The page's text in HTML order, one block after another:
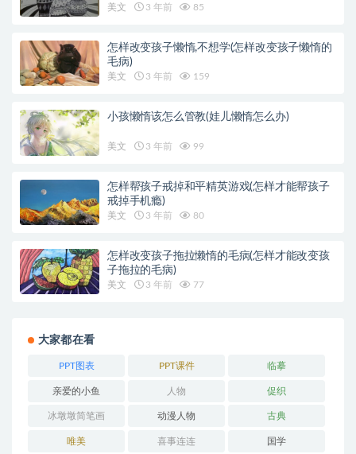
美文 3 年前 85
怎样改变孩子懒惰,不想学(怎样改变孩子懒惰的
毛病)
美文 3 年前 159
小孩懒惰该怎么管教(娃儿懒惰怎么办)
美文 3 年前 99
怎样帮孩子戒掉和平精英游戏(怎样才能帮孩子
戒掉手机瘾)
美文 3 年前 80
怎样改变孩子拖拉懒惰的毛病(怎样才能改变孩
子拖拉的毛病)
美文 3 年前 77
大家都在看
PPT图表 PPT课件 临摹
亲爱的小鱼 人物 促织
冰墩墩简笔画 动漫人物 古典
唯美 喜事连连 国学